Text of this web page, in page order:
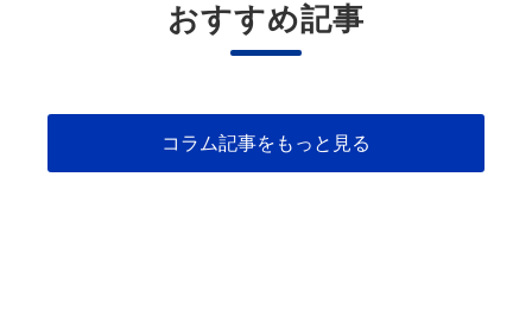
おすすめ記事
コラム記事をもっと見る